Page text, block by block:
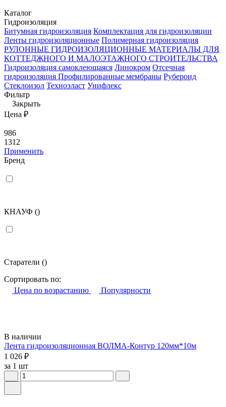
Каталог
Гидроизоляция
Битумная гидроизоляция Комплектация для гидроизоляции
Ленты гидроизоляционные Полимерная гидроизоляция
РУЛОННЫЕ ГИДРОИЗОЛЯЦИОННЫЕ МАТЕРИАЛЫ ДЛЯ
КОТТЕДЖНОГО И МАЛОЭТАЖНОГО СТРОИТЕЛЬСТВА
Гидроизоляция самоклеющаяся Линокром Отсечная
гидроизоляция Профилированные мембраны Рубероид
Стеклоизол Техноэласт Унифлекс
Фильтр
Закрыть
Цена ₽
986
1312
Применить
Бренд
КНАУФ ()
Старатели ()
Сортировать по:
Цена по возрастанию
Популярности
В наличии
Лента гидроизоляционная ВОЛМА-Контур 120мм*10м
1 026 ₽
за 1 шт